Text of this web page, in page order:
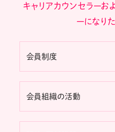
キャリアカウンセラーお
ーになり
会員制度
会員組織の活動